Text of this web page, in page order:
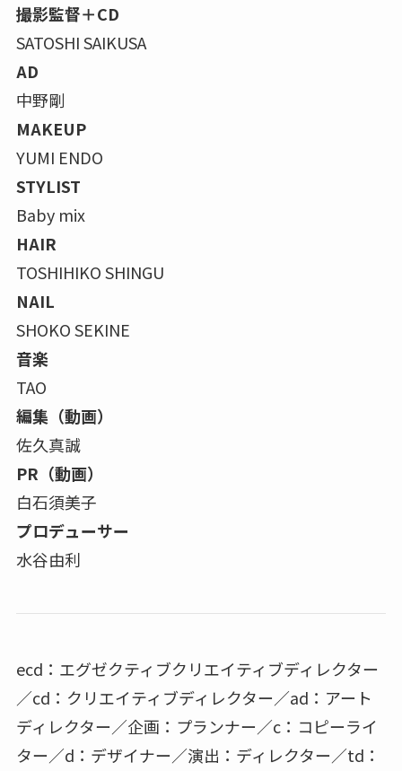
撮影監督＋CD
SATOSHI SAIKUSA
AD
中野剛
MAKEUP
YUMI ENDO
STYLIST
Baby mix
HAIR
TOSHIHIKO SHINGU
NAIL
SHOKO SEKINE
音楽
TAO
編集（動画）
佐久真誠
PR（動画）
白石須美子
プロデューサー
水谷由利
ecd：エグゼクティブクリエイティブディレクター
／cd：クリエイティブディレクター／ad：アート
ディレクター／企画：プランナー／c：コピーライ
ター／d：デザイナー／演出：ディレクター／td：